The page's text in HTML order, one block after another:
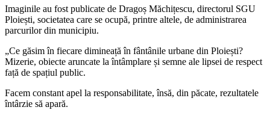
Imaginile au fost publicate de Dragoș Măchițescu, directorul SGU
Ploiești, societatea care se ocupă, printre altele, de administrarea
parcurilor din municipiu.
„Ce găsim în fiecare dimineață în fântânile urbane din Ploiești?
Mizerie, obiecte aruncate la întâmplare și semne ale lipsei de respect
față de spațiul public.
Facem constant apel la responsabilitate, însă, din păcate, rezultatele
întârzie să apară.